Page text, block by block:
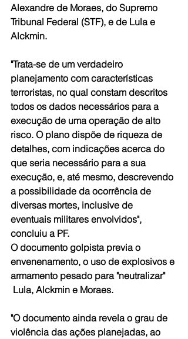
Alexandre de Moraes, do Supremo
Tribunal Federal (STF), e de Lula e
Alckmin.
"Trata-se de um verdadeiro
planejamento com características
terroristas, no qual constam descritos
todos os dados necessários para a
execução de uma operação de alto
risco. O plano dispõe de riqueza de
detalhes, com indicações acerca do
que seria necessário para a sua
execução, e, até mesmo, descrevendo
a possibilidade da ocorrência de
diversas mortes, inclusive de
eventuais militares envolvidos",
concluiu a PF.
O documento golpista previa o
envenenamento, o uso de explosivos e
armamento pesado para "neutralizar"
Lula, Alckmin e Moraes.
"O documento ainda revela o grau de
violência das ações planejadas, ao